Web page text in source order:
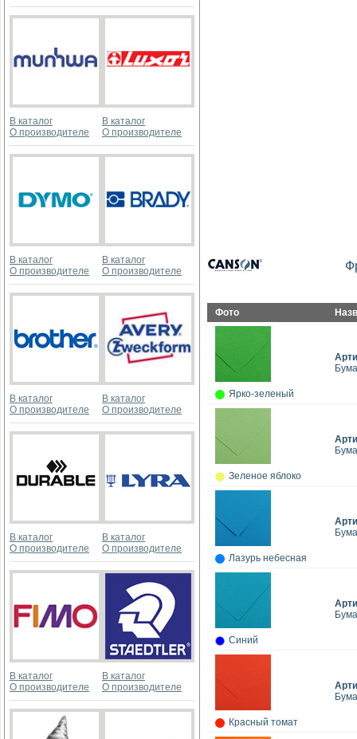
В каталог
О производителе
В каталог
О производителе
В каталог
О производителе
В каталог
О производителе
В каталог
О производителе
В каталог
О производителе
В каталог
О производителе
В каталог
О производителе
В каталог
О производителе
В каталог
О производителе
Фото
Ярко-зеленый
Зеленое яблоко
Лазурь небесная
Синий
Красный томат